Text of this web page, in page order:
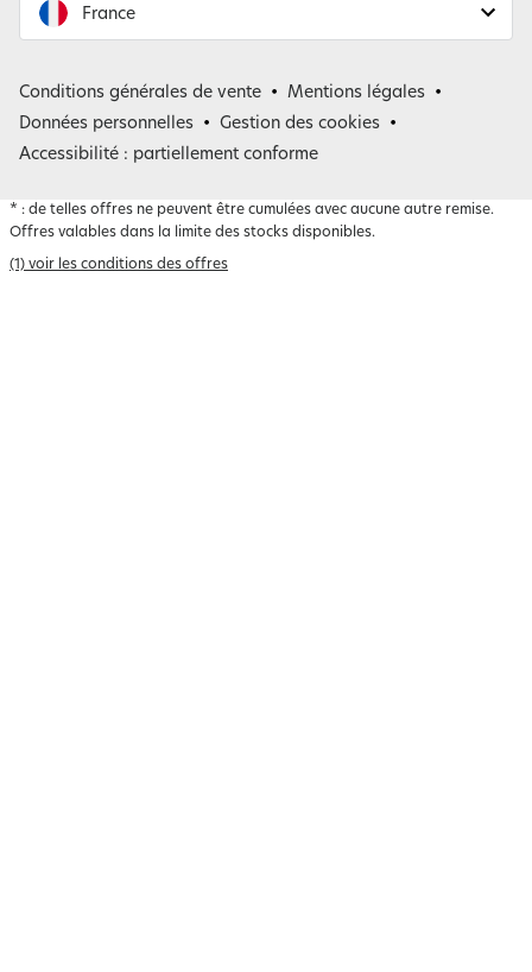
France
Belgique
Conditions générales de vente
Mentions légales
Données personnelles
Gestion des cookies
Accessibilité : partiellement conforme
* : de telles offres ne peuvent être cumulées avec aucune autre remise.
Offres valables dans la limite des stocks disponibles.
(1) voir les conditions des offres